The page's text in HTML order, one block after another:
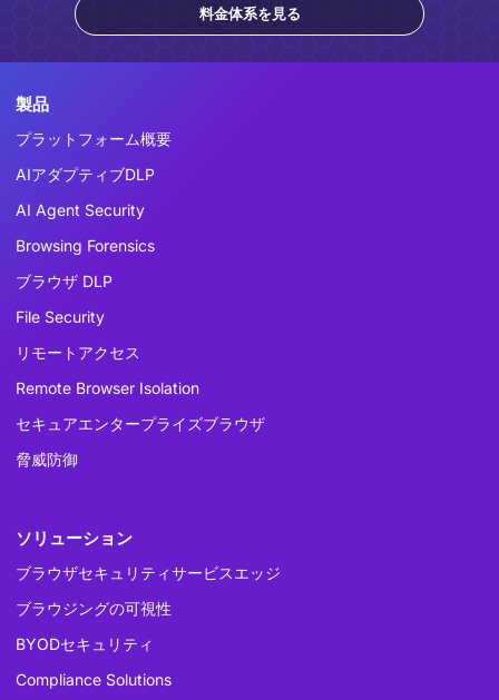
料金体系を見る
製品
プラットフォーム概要
AIアダプティブDLP
AI Agent Security
Browsing Forensics
ブラウザ DLP
File Security
リモートアクセス
Remote Browser Isolation
セキュアエンタープライズブラウザ
脅威防御
ソリューション
ブラウザセキュリティサービスエッジ
ブラウジングの可視性
BYODセキュリティ
Compliance Solutions